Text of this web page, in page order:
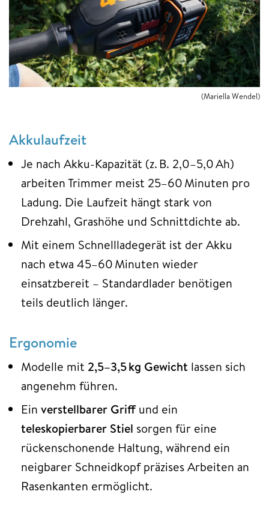
(Mariella Wendel)
Akkulaufzeit
Je nach Akku-Kapazität (z. B. 2,0–5,0 Ah)
arbeiten Trimmer meist 25–60 Minuten pro
Ladung. Die Laufzeit hängt stark von
Drehzahl, Grashöhe und Schnittdichte ab.
Mit einem Schnellladegerät ist der Akku
nach etwa 45–60 Minuten wieder
einsatzbereit – Standardlader benötigen
teils deutlich länger.
Ergonomie
Modelle mit 2,5–3,5 kg Gewicht lassen sich
angenehm führen.
Ein verstellbarer Griffund ein
teleskopierbarer Stiel sorgen für eine
rückenschonende Haltung, während ein
neigbarer Schneidkopf präzises Arbeiten an
Rasenkanten ermöglicht.